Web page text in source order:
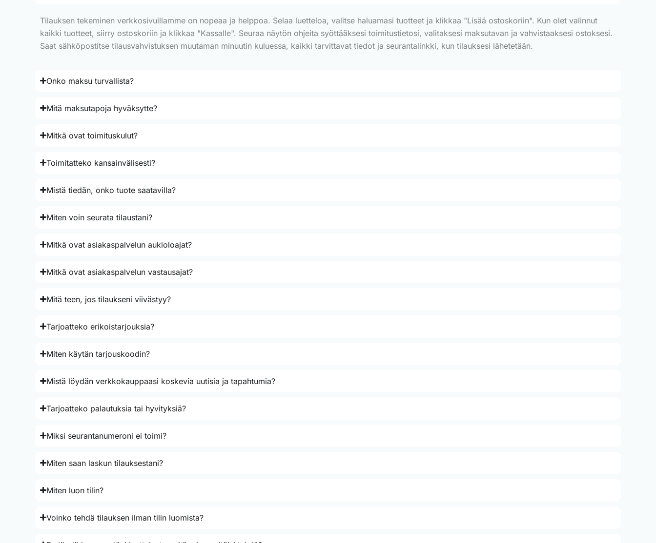
Tilauksen tekeminen verkkosivuillamme on nopeaa ja helppoa. Selaa luetteloa, valitse haluamasi tuotteet ja klikkaa "Lisää ostoskoriin". Kun olet valinnut
kaikki tuotteet, siirry ostoskoriin ja klikkaa "Kassalle". Seuraa näytön ohjeita syöttääksesi toimitustietosi, valitaksesi maksutavan ja vahvistaaksesi ostoksesi.
Saat sähköpostitse tilausvahvistuksen muutaman minuutin kuluessa, kaikki tarvittavat tiedot ja seurantalinkki, kun tilauksesi lähetetään.
Onko maksu turvallista?
Mitä maksutapoja hyväksytte?
Mitkä ovat toimituskulut?
Toimitatteko kansainvälisesti?
Mistä tiedän, onko tuote saatavilla?
Miten voin seurata tilaustani?
Mitkä ovat asiakaspalvelun aukioloajat?
Mitkä ovat asiakaspalvelun vastausajat?
Mitä teen, jos tilaukseni viivästyy?
Tarjoatteko erikoistarjouksia?
Miten käytän tarjouskoodin?
Mistä löydän verkkokauppaasi koskevia uutisia ja tapahtumia?
Tarjoatteko palautuksia tai hyvityksiä?
Miksi seurantanumeroni ei toimi?
Miten saan laskun tilauksestani?
Miten luon tilin?
Voinko tehdä tilauksen ilman tilin luomista?